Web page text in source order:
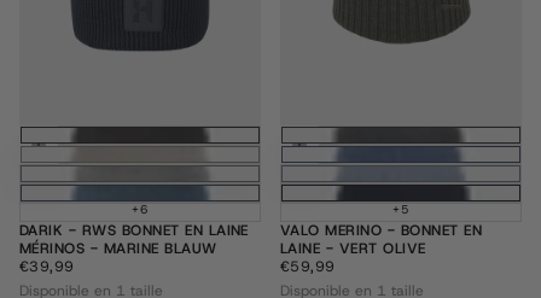
Ajouter au panier
+6
DARIK - RWS BONNET EN LAINE
MÉRINOS - MARINE BLAUW
€39,99
PRIX
RÉGULIER
€39,99
Disponible en 1 taille
Ajouter au
+5
VALO MERINO - BONNET EN
LAINE - VERT OLIVE
€59,99
PRIX
RÉGULIER
€59,99
Disponible en 1 taille